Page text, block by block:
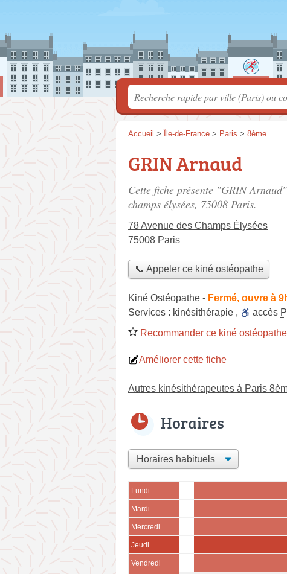
Accueil > Île-de-France > Paris > 8ème
GRIN Arnaud
Cette fiche présente "GRIN
champs élysées, 75008 Paris.
78 Avenue des Champs Élysées
75008 Paris
📞 Appeler ce kiné ostéopathe
Kiné Ostéopathe - Fermé, ouvre à
Services : kinésithérapie , accès
Recommander ce kiné ostéopathe
Améliorer cette fiche
Autres kinésithérapeutes à Paris
Horaires
Lundi
Mardi
Mercredi
Jeudi
Vendredi